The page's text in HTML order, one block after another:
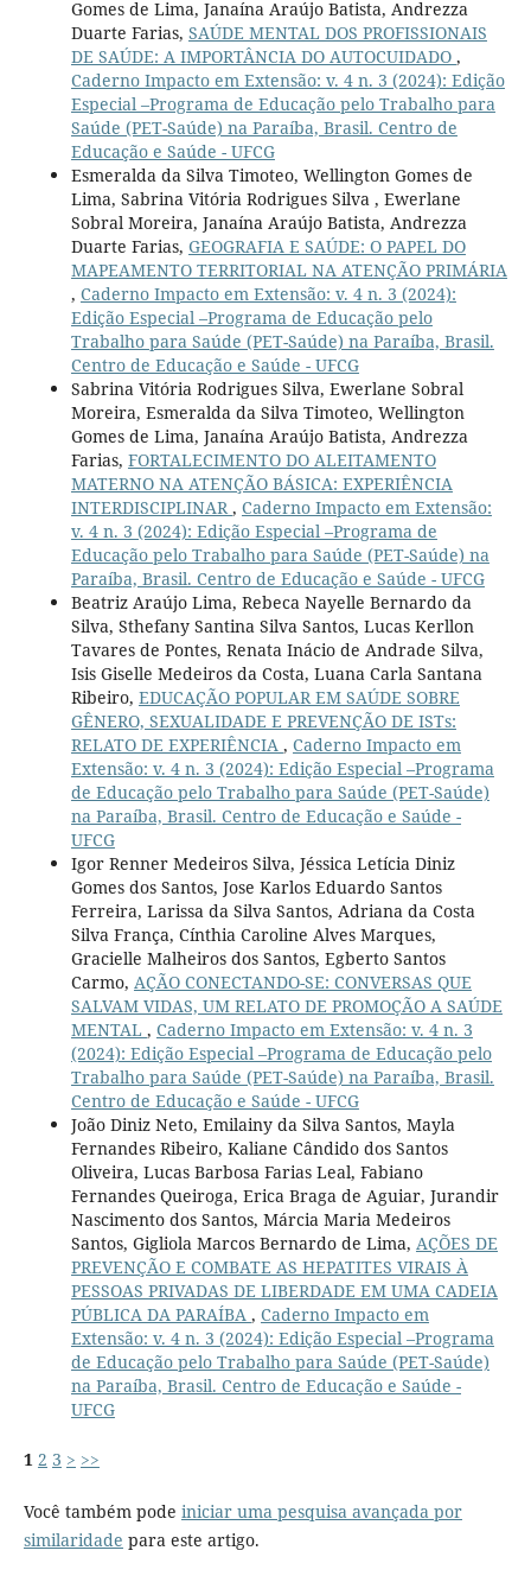
Gomes de Lima, Janaína Araújo Batista, Andrezza
Duarte Farias, SAÚDE MENTAL DOS PROFISSIONAIS
DE SAÚDE: A IMPORTÂNCIA DO AUTOCUIDADO ,
Caderno Impacto em Extensão: v. 4 n. 3 (2024): Edição
Especial –Programa de Educação pelo Trabalho para
Saúde (PET-Saúde) na Paraíba, Brasil. Centro de
Educação e Saúde - UFCG
Esmeralda da Silva Timoteo, Wellington Gomes de
Lima, Sabrina Vitória Rodrigues Silva , Ewerlane
Sobral Moreira, Janaína Araújo Batista, Andrezza
Duarte Farias, GEOGRAFIA E SAÚDE: O PAPEL DO
MAPEAMENTO TERRITORIAL NA ATENÇÃO PRIMÁRIA
, Caderno Impacto em Extensão: v. 4 n. 3 (2024):
Edição Especial –Programa de Educação pelo
Trabalho para Saúde (PET-Saúde) na Paraíba, Brasil.
Centro de Educação e Saúde - UFCG
Sabrina Vitória Rodrigues Silva, Ewerlane Sobral
Moreira, Esmeralda da Silva Timoteo, Wellington
Gomes de Lima, Janaína Araújo Batista, Andrezza
Farias, FORTALECIMENTO DO ALEITAMENTO
MATERNO NA ATENÇÃO BÁSICA: EXPERIÊNCIA
INTERDISCIPLINAR , Caderno Impacto em Extensão:
v. 4 n. 3 (2024): Edição Especial –Programa de
Educação pelo Trabalho para Saúde (PET-Saúde) na
Paraíba, Brasil. Centro de Educação e Saúde - UFCG
Beatriz Araújo Lima, Rebeca Nayelle Bernardo da
Silva, Sthefany Santina Silva Santos, Lucas Kerllon
Tavares de Pontes, Renata Inácio de Andrade Silva,
Isis Giselle Medeiros da Costa, Luana Carla Santana
Ribeiro, EDUCAÇÃO POPULAR EM SAÚDE SOBRE
GÊNERO, SEXUALIDADE E PREVENÇÃO DE ISTs:
RELATO DE EXPERIÊNCIA , Caderno Impacto em
Extensão: v. 4 n. 3 (2024): Edição Especial –Programa
de Educação pelo Trabalho para Saúde (PET-Saúde)
na Paraíba, Brasil. Centro de Educação e Saúde -
UFCG
Igor Renner Medeiros Silva, Jéssica Letícia Diniz
Gomes dos Santos, Jose Karlos Eduardo Santos
Ferreira, Larissa da Silva Santos, Adriana da Costa
Silva França, Cínthia Caroline Alves Marques,
Gracielle Malheiros dos Santos, Egberto Santos
Carmo, AÇÃO CONECTANDO-SE: CONVERSAS QUE
SALVAM VIDAS, UM RELATO DE PROMOÇÃO A SAÚDE
MENTAL , Caderno Impacto em Extensão: v. 4 n. 3
(2024): Edição Especial –Programa de Educação pelo
Trabalho para Saúde (PET-Saúde) na Paraíba, Brasil.
Centro de Educação e Saúde - UFCG
João Diniz Neto, Emilainy da Silva Santos, Mayla
Fernandes Ribeiro, Kaliane Cândido dos Santos
Oliveira, Lucas Barbosa Farias Leal, Fabiano
Fernandes Queiroga, Erica Braga de Aguiar, Jurandir
Nascimento dos Santos, Márcia Maria Medeiros
Santos, Gigliola Marcos Bernardo de Lima, AÇÕES DE
PREVENÇÃO E COMBATE AS HEPATITES VIRAIS À
PESSOAS PRIVADAS DE LIBERDADE EM UMA CADEIA
PÚBLICA DA PARAÍBA , Caderno Impacto em
Extensão: v. 4 n. 3 (2024): Edição Especial –Programa
de Educação pelo Trabalho para Saúde (PET-Saúde)
na Paraíba, Brasil. Centro de Educação e Saúde -
UFCG
1 2 3 > >>
Você também pode iniciar uma pesquisa avançada por
similaridade para este artigo.